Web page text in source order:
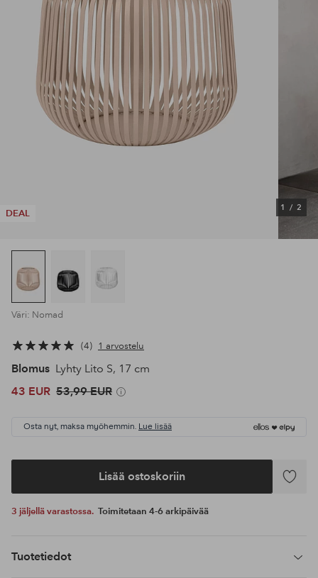
DEAL
1 / 2
Väri: Nomad
4 1 arvostelu
Blomus Lyhty Lito S, 17 cm
43 EUR 53,99 EUR
Osta nyt, maksa myöhemmin. Lue lisää
Lisää ostoskoriin
Lisää
3 jäljellä varastossa. Toimitetaan 4-6 arkipäivää
Tuotetiedot